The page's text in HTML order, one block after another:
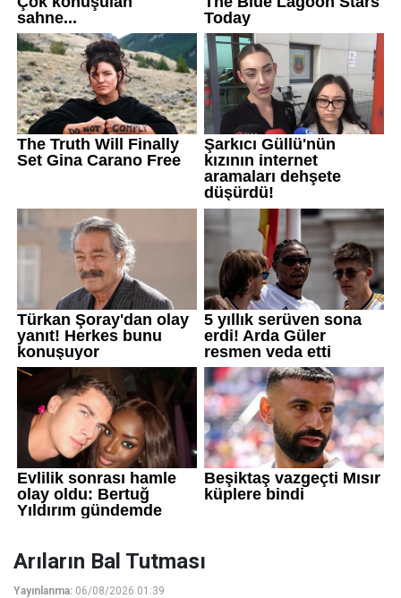
Arıların Bal Tutması
Yayınlanma: 06/08/2026 01:39